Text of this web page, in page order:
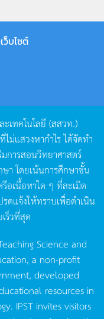
ว็บไซต์
เทคโนโลยี (สสวท.)
ม่แสวงหากำไรได้จัดทำ
มการสอนวิทยาศาสตร์
า โดยเน้นการศึกษาขั้น
อเนื้อหาใด ๆ ที่ละเมิด
รดแจ้งให้ทราบเพื่อดำเนิน
ร็วที่สุด
Science and
a non-profit
developed
resources in
IPST invites visitors